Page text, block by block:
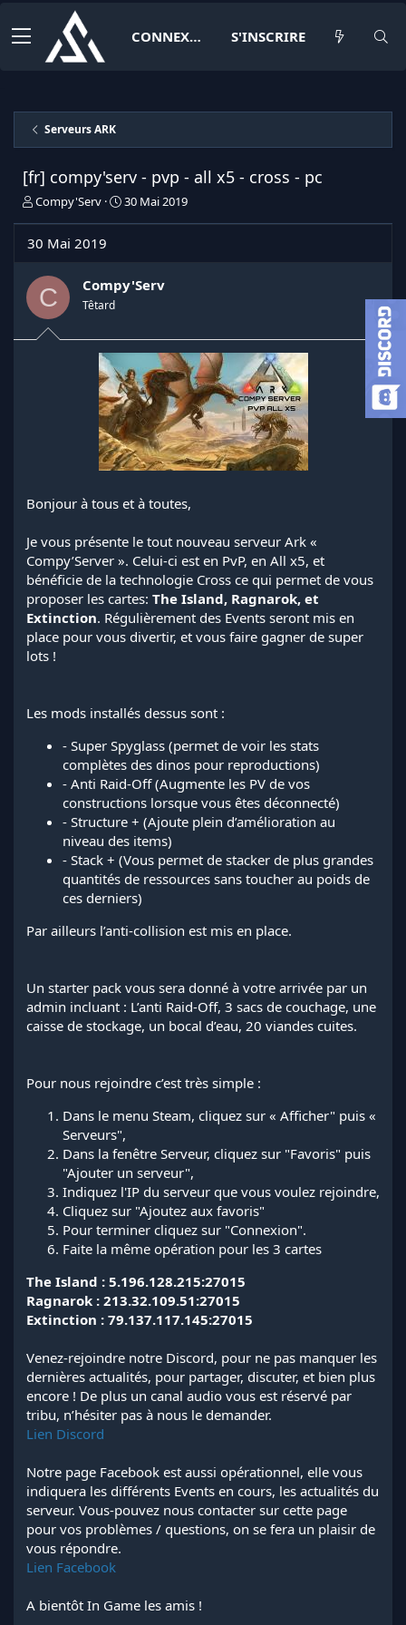
CONNEXION S'INSCRIRE
Serveurs ARK
[fr] compy'serv - pvp - all x5 - cross - pc
I
t
a
e
u
s
i
o
n
Compy'Serv
D
e
d
30 Mai 2019
30 Mai 2019
C Compy'Serv
Têtard
Bonjour à tous et à toutes,
Je vous présente le tout nouveau serveur Ark «
Compy’Server ». Celui-ci est en PvP, en All x5, et
bénéficie de la technologie Cross ce qui permet de vous
proposer les cartes: The Island, Ragnarok, et
Extinction. Régulièrement des Events seront mis en
place pour vous divertir, et vous faire gagner de super
lots !
Les mods installés dessus sont :
- Super Spyglass (permet de voir les stats
complètes des dinos pour reproductions)
- Anti Raid-Off (Augmente les PV de vos
constructions lorsque vous êtes déconnecté)
- Structure + (Ajoute plein d’amélioration au
niveau des items)
- Stack + (Vous permet de stacker de plus grandes
quantités de ressources sans toucher au poids de
ces derniers)
Par ailleurs l’anti-collision est mis en place.
Un starter pack vous sera donné à votre arrivée par un
admin incluant : L’anti Raid-Off, 3 sacs de couchage, une
caisse de stockage, un bocal d’eau, 20 viandes cuites.
Pour nous rejoindre c’est très simple :
Dans le menu Steam, cliquez sur « Afficher" puis «
Serveurs",
Dans la fenêtre Serveur, cliquez sur "Favoris" puis
"Ajouter un serveur",
Indiquez l'IP du serveur que vous voulez rejoindre,
Cliquez sur "Ajoutez aux favoris"
Pour terminer cliquez sur "Connexion".
Faite la même opération pour les 3 cartes
The Island : 5.196.128.215:27015
Ragnarok : 213.32.109.51:27015
Extinction : 79.137.117.145:27015
Venez-rejoindre notre Discord, pour ne pas manquer les
dernières actualités, pour partager, discuter, et bien plus
encore ! De plus un canal audio vous est réservé par
tribu, n’hésiter pas à nous le demander.
Lien Discord
Notre page Facebook est aussi opérationnel, elle vous
indiquera les différents Events en cours, les actualités du
serveur. Vous-pouvez nous contacter sur cette page
pour vos problèmes / questions, on se fera un plaisir de
vous répondre.
Lien Facebook
A bientôt In Game les amis !